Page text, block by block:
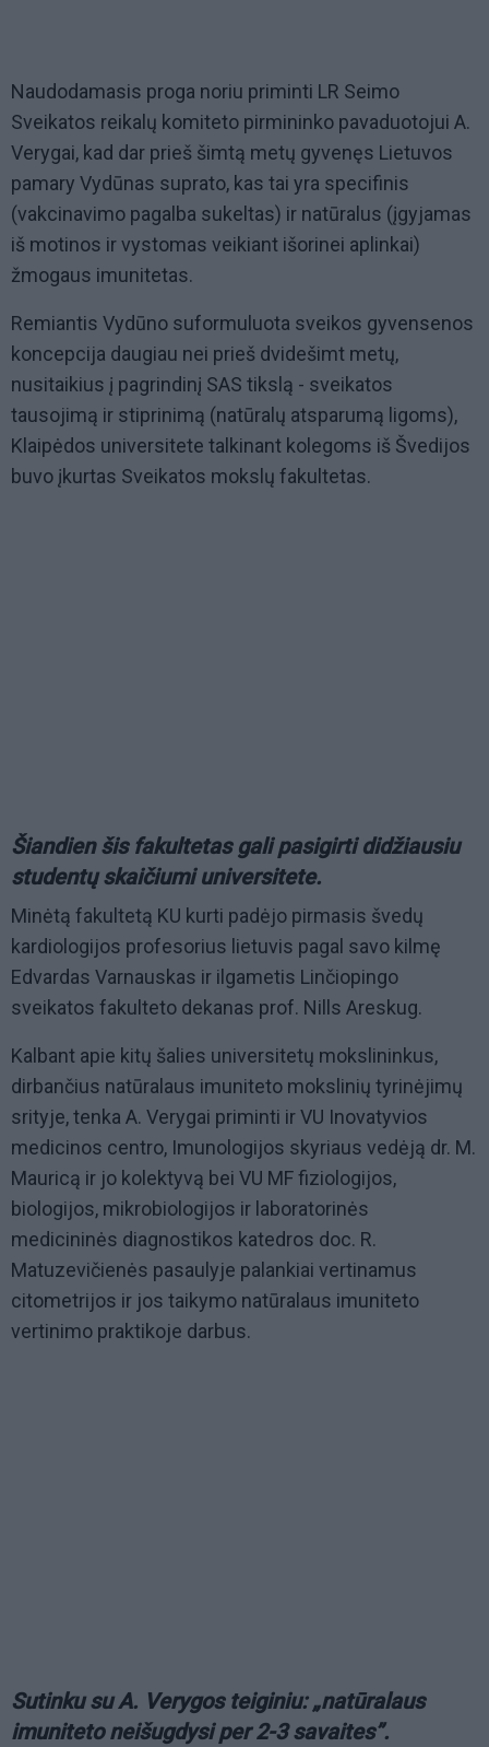
Naudodamasis proga noriu priminti LR Seimo
Sveikatos reikalų komiteto pirmininko pavaduotojui A.
Verygai, kad dar prieš šimtą metų gyvenęs Lietuvos
pamary Vydūnas suprato, kas tai yra specifinis
(vakcinavimo pagalba sukeltas) ir natūralus (įgyjamas
iš motinos ir vystomas veikiant išorinei aplinkai)
žmogaus imunitetas.
Remiantis Vydūno suformuluota sveikos gyvensenos
koncepcija daugiau nei prieš dvidešimt metų,
nusitaikius į pagrindinį SAS tikslą - sveikatos
tausojimą ir stiprinimą (natūralų atsparumą ligoms),
Klaipėdos universitete talkinant kolegoms iš Švedijos
buvo įkurtas Sveikatos mokslų fakultetas.
Šiandien šis fakultetas gali pasigirti didžiausiu
studentų skaičiumi universitete.
Minėtą fakultetą KU kurti padėjo pirmasis švedų
kardiologijos profesorius lietuvis pagal savo kilmę
Edvardas Varnauskas ir ilgametis Linčiopingo
sveikatos fakulteto dekanas prof. Nills Areskug.
Kalbant apie kitų šalies universitetų mokslininkus,
dirbančius natūralaus imuniteto mokslinių tyrinėjimų
srityje, tenka A. Verygai priminti ir VU Inovatyvios
medicinos centro, Imunologijos skyriaus vedėją dr. M.
Mauricą ir jo kolektyvą bei VU MF fiziologijos,
biologijos, mikrobiologijos ir laboratorinės
medicininės diagnostikos katedros doc. R.
Matuzevičienės pasaulyje palankiai vertinamus
citometrijos ir jos taikymo natūralaus imuniteto
vertinimo praktikoje darbus.
Sutinku su A. Verygos teiginiu: „natūralaus
imuniteto neišugdysi per 2-3 savaites”.